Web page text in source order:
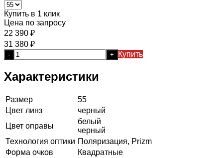
Купить в 1 клик
Цена по запросу
22 390 ₽
31 380 ₽
- + Купить
Характеристики
Размер
55
Цвет линз
черный
Цвет оправы
белый
черный
Технология оптики Поляризация, Prizm
Форма очков
Квадратные